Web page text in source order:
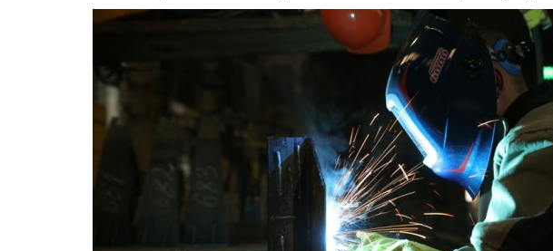
Обелиск Славы в Павлодаре: память,
высеченная в граните
Выборы в